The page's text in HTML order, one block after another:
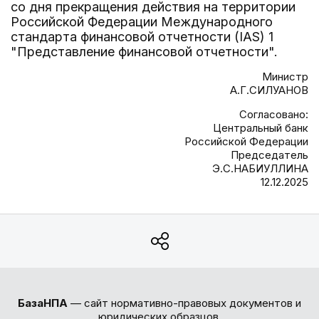
со дня прекращения действия на территории
Российской Федерации Международного
стандарта финансовой отчетности (IAS) 1
"Представление финансовой отчетности".
Министр
А.Г.СИЛУАНОВ
Согласовано:
Центральный банк
Российской Федерации
Председатель
Э.С.НАБИУЛЛИНА
12.12.2025
БазаНПА — сайт нормативно-правовых документов и